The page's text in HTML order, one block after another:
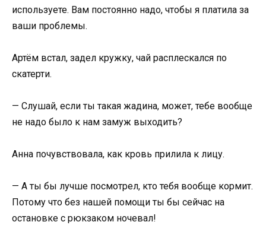
используете. Вам постоянно надо, чтобы я платила за
ваши проблемы.
Артём встал, задел кружку, чай расплескался по
скатерти.
— Слушай, если ты такая жадина, может, тебе вообще
не надо было к нам замуж выходить?
Анна почувствовала, как кровь прилила к лицу.
— А ты бы лучше посмотрел, кто тебя вообще кормит.
Потому что без нашей помощи ты бы сейчас на
остановке с рюкзаком ночевал!